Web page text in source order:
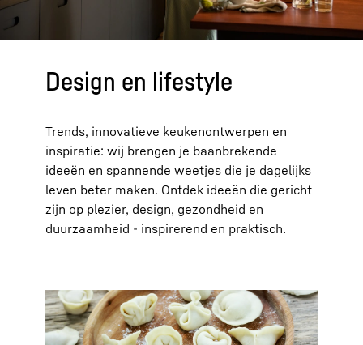
Design en lifestyle
Trends, innovatieve keukenontwerpen en
inspiratie: wij brengen je baanbrekende
ideeën en spannende weetjes die je dagelijks
leven beter maken. Ontdek ideeën die gericht
zijn op plezier, design, gezondheid en
duurzaamheid - inspirerend en praktisch.